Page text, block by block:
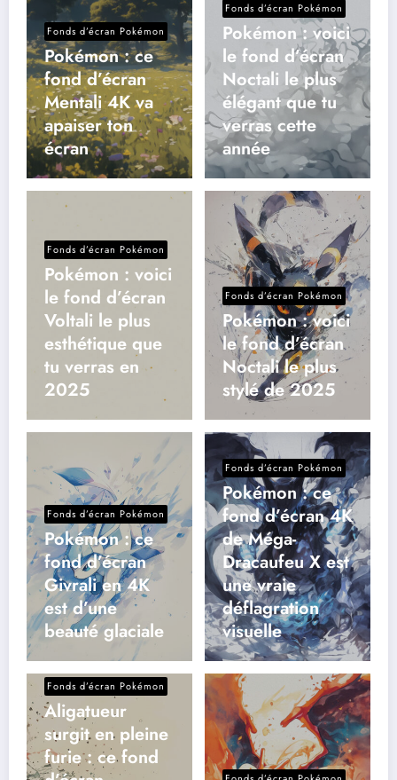
Fonds d’écran Pokémon
Pokémon : ce
fond d’écran
Mentali 4K va
apaiser ton
écran
Fonds d’écran Pokémon
Pokémon : voici
le fond d’écran
Noctali le plus
élégant que tu
verras cette
année
Fonds d’écran Pokémon
Pokémon : voici
le fond d’écran
Voltali le plus
esthétique que
tu verras en
2025
Fonds d’écran Pokémon
Pokémon : voici
le fond d’écran
Noctali le plus
stylé de 2025
Fonds d’écran Pokémon
Pokémon : ce
fond d’écran
Givrali en 4K
est d’une
beauté glaciale
Fonds d’écran Pokémon
Pokémon : ce
fond d’écran 4K
de Méga-
Dracaufeu X est
une vraie
déflagration
visuelle
Fonds d’écran Pokémon
Aligatueur
surgit en pleine
furie : ce fond